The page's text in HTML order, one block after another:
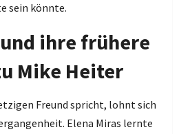
sein könnte.
ihre frühere
Mike Heiter
Freund spricht, lohnt sich
Elena Miras lernte